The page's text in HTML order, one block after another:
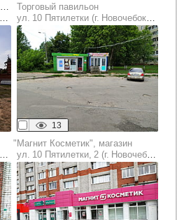
Торговый павильон
ул. 10 Пятилетки (г. Новочебоксарск)
13
"Магнит Косметик", магазин
ул. 10 Пятилетки, 2 (г. Новочебоксарск)